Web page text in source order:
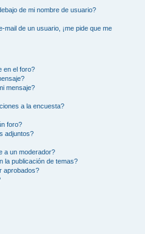
de mi nombre de usuario?
de un usuario, ¡me pide que me
en el foro?
mensaje?
a la encuesta?
foro?
adjuntos?
a un moderador?
la publicación de temas?
aprobados?